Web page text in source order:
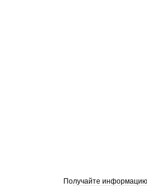
Получайте